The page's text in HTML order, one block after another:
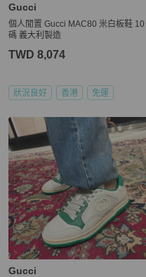
Gucci
個人閒置 Gucci MAC80 米白板鞋 10
碼 義大利製造
TWD 8,074
狀況良好 香港 免運
Gucci